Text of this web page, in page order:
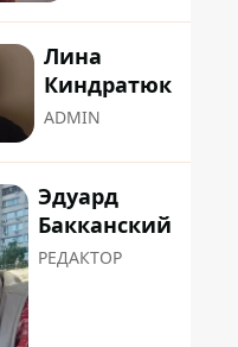
Лина
Киндратюк
ADMIN
Эдуард
Бакканский
РЕДАКТОР